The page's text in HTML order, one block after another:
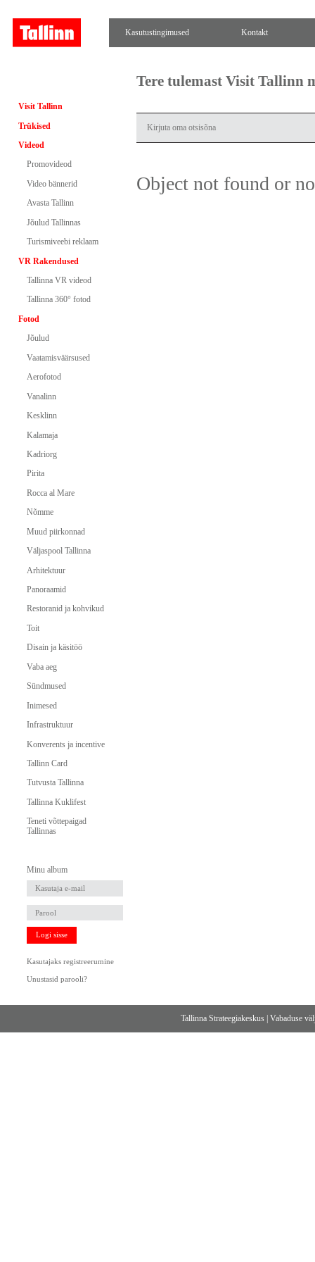
Kasutustingimused Kontakt
Visit Tallinn
Trükised
Videod
Promovideod
Video bännerid
Avasta Tallinn
Jõulud Tallinnas
Turismiveebi reklaam
VR Rakendused
Tallinna VR videod
Tallinna 360° fotod
Fotod
Jõulud
Vaatamisväärsused
Aerofotod
Vanalinn
Kesklinn
Kalamaja
Kadriorg
Pirita
Rocca al Mare
Nõmme
Muud piirkonnad
Väljaspool Tallinna
Arhitektuur
Panoraamid
Restoranid ja kohvikud
Toit
Disain ja käsitöö
Vaba aeg
Sündmused
Inimesed
Infrastruktuur
Konverents ja incentive
Tallinn Card
Tutvusta Tallinna
Tallinna Kuklifest
Teneti võttepaigad
Tallinnas
Minu album
Logi sisse
Kasutajaks registreerumine
Unustasid parooli?
Tere tulemast Visit Tallinn
Object not found or
Tallinna Strateegiakeskus |Vabaduse